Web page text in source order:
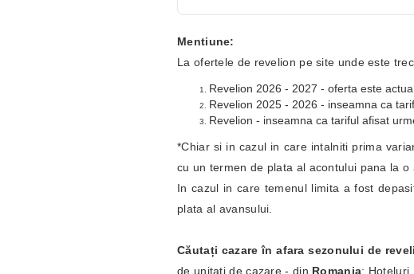
Mentiune:
La ofertele de revelion pe site unde este
Revelion 2026 - 2027 - oferta este
Revelion 2025 - 2026 - inseamna ca
Revelion - inseamna ca tariful afisat
*Chiar si in cazul in care intalniti prima
cu un termen de plata al acontului pana la o
In cazul in care temenul limita a fost
plata al avansului.
Căutați cazare în afara sezonului de
de unitati de cazare - din Romania: